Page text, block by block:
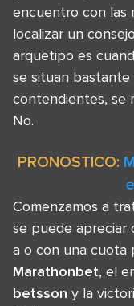
encuentro con las
localizar un
arquetipo es
se situan
contendientes, se
No.
PRONOSTICO:
Comenzamos a
se puede apreciar
a o con una cuota
Marathonbet, el
betsson y la